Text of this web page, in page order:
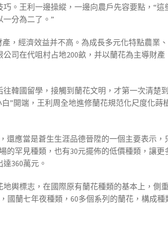
。王利一邊操縱，一邊向農戶先容要點，“這
分為二了。”
，經濟效益并不高。為成長多元化特點農業
司在代咀村占地200畝，并以蘭花為主導財產
韓國留學，接觸到蘭花文明，才第一次清楚
”開端，王利周全地進修蘭花規范化尺度化蒔
還應當是蒼生生涯品德晉陞的一個主要表示，
的罕見種類，也有30元擺佈的低價種類，讓更
360萬元。
輿標志，在國際原有蘭花種類的基本上，側
國蘭七年夜種類，60多個系列的蘭花，構成種